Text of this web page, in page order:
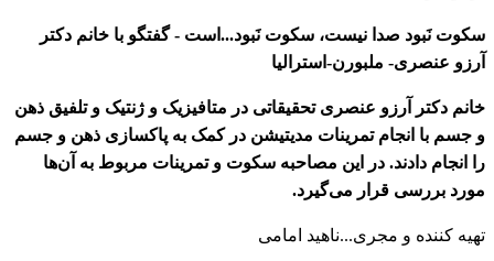
سکوت نَبود صدا نیست، سکوت نَبود...است - گفتگو با خانم دکتر
آرزو عنصری- ملبورن-استرالیا
خانم دکتر آرزو عنصری تحقیقاتی در متافیزیک و ژنتیک و تلفیق ذهن
و جسم با انجام تمرینات مدیتیشن در کمک به پاکسازی ذهن و جسم
را انجام دادند. در این مصاحبه سکوت و تمرینات مربوط به آن‌ها
مورد بررسی قرار می‌گیرد.
تهیه کننده و مجری...ناهید امامی